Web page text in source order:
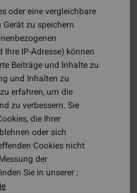
oder eine vergleichbare
zu speichern
IP-Adresse) können
Beiträge und Inhalte zu
und Inhalten zu
erfahren, um die
zu verbessern. Sie
die Ihrer
oder sich
Cookies nicht
der
Sie in unserer :